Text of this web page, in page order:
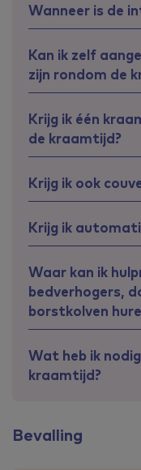
Wanneer is de
Kan ik zelf
zijn rondom de
Krijg ik één
de kraamtijd?
Krijg ik ook
Krijg ik
Waar kan ik
bedverhogers,
borstkolven
Wat heb ik
kraamtijd?
Bevalling